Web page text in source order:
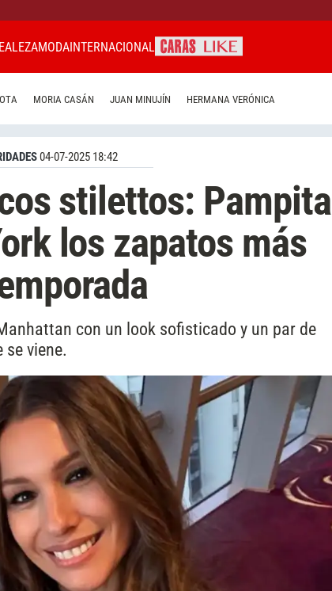
MODAINTERNACIONAL
MORIA CASÁN JUAN MINUJÍN HERMANA VERÓNICA
04-07-2025 18:42
stilettos: Pampita
los zapatos más
con un look sofisticado y un par de
viene.